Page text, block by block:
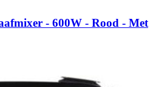
- 600W - Rood - Met